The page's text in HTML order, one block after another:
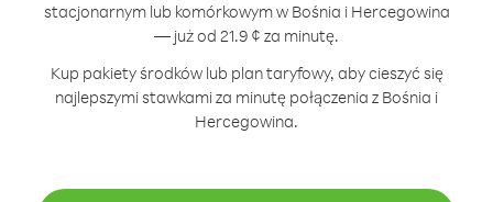
stacjonarnym lub komórkowym w Bośnia i Hercegowina
— już od 21.9 ¢ za minutę.
Kup pakiety środków lub plan taryfowy, aby cieszyć się
najlepszymi stawkami za minutę połączenia z Bośnia i
Hercegowina.